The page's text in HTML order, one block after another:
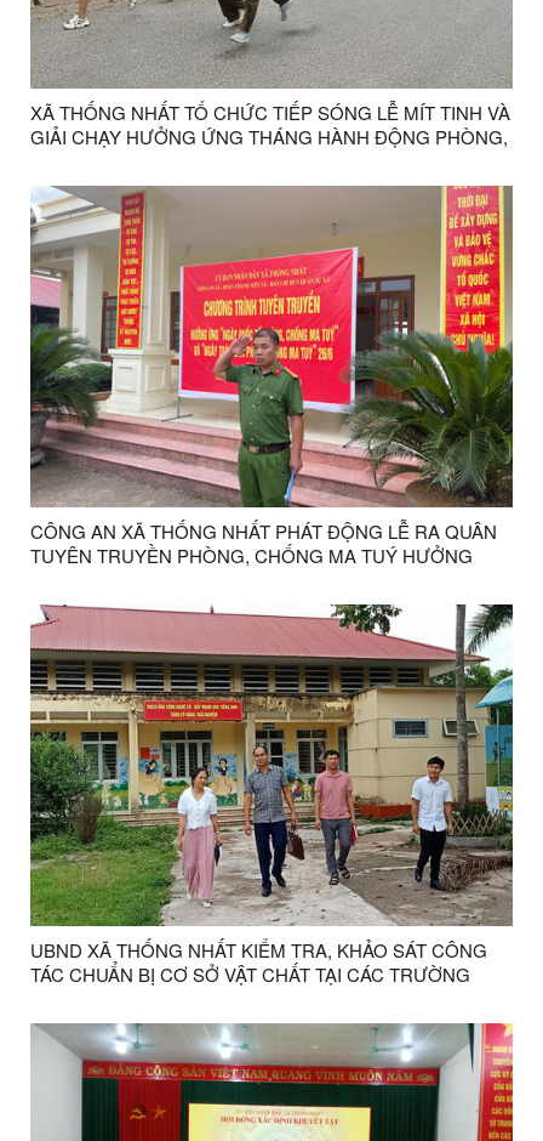
XÃ THỐNG NHẤT TỔ CHỨC TIẾP SÓNG LỄ MÍT TINH VÀ
GIẢI CHẠY HƯỞNG ỨNG THÁNG HÀNH ĐỘNG PHÒNG,
CÔNG AN XÃ THỐNG NHẤT PHÁT ĐỘNG LỄ RA QUÂN
TUYÊN TRUYỀN PHÒNG, CHỐNG MA TUÝ HƯỞNG
26/6.
UBND XÃ THỐNG NHẤT KIỂM TRA, KHẢO SÁT CÔNG
TÁC CHUẨN BỊ CƠ SỞ VẬT CHẤT TẠI CÁC TRƯỜNG